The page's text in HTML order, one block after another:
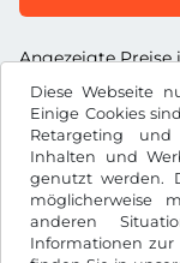
Diese Webseite
Einige Cookies
Retargeting und
Inhalten und
genutzt werden.
möglicherweise
anderen
Informationen
Angezeigte Preise
FtHUF